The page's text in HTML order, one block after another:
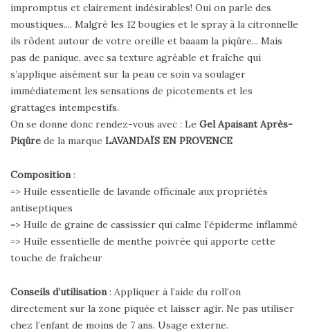
impromptus et clairement indésirables! Oui on parle des
moustiques.... Malgré les 12 bougies et le spray à la citronnelle
ils rôdent autour de votre oreille et baaam la piqûre... Mais
pas de panique, avec sa texture agréable et fraîche qui
s’applique aisément sur la peau ce soin va soulager
immédiatement les sensations de picotements et les
grattages intempestifs.
On se donne donc rendez-vous avec : Le Gel Apaisant Après-
Piqûre de la marque LAVANDAÏS EN PROVENCE
Composition:
=> Huile essentielle de lavande officinale aux propriétés
antiseptiques
=> Huile de graine de cassissier qui calme l’épiderme inflammé
=> Huile essentielle de menthe poivrée qui apporte cette
touche de fraîcheur
Conseils d’utilisation: Appliquer à l’aide du roll’on
directement sur la zone piquée et laisser agir. Ne pas utiliser
chez l’enfant de moins de 7 ans. Usage externe.